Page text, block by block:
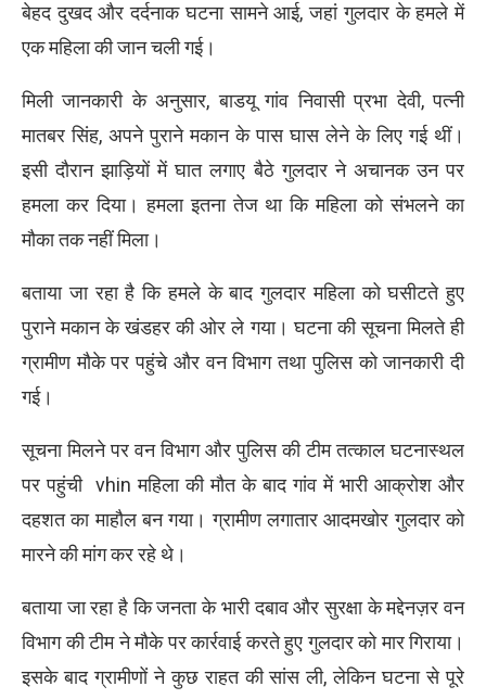
बेहद दुखद और दर्दनाक घटना सामने आई, जहां गुलदार के हमले में
एक महिला की जान चली गई।
मिली जानकारी के अनुसार, बाडयू गांव निवासी प्रभा देवी, पत्नी
मातबर सिंह, अपने पुराने मकान के पास घास लेने के लिए गई थीं।
इसी दौरान झाड़ियों में घात लगाए बैठे गुलदार ने अचानक उन पर
हमला कर दिया। हमला इतना तेज था कि महिला को संभलने का
मौका तक नहीं मिला।
बताया जा रहा है कि हमले के बाद गुलदार महिला को घसीटते हुए
पुराने मकान के खंडहर की ओर ले गया। घटना की सूचना मिलते ही
ग्रामीण मौके पर पहुंचे और वन विभाग तथा पुलिस को जानकारी दी
गई।
सूचना मिलने पर वन विभाग और पुलिस की टीम तत्काल घटनास्थल
पर पहुंची vhin महिला की मौत के बाद गांव में भारी आक्रोश और
दहशत का माहौल बन गया। ग्रामीण लगातार आदमखोर गुलदार को
मारने की मांग कर रहे थे।
बताया जा रहा है कि जनता के भारी दबाव और सुरक्षा के मद्देनज़र वन
विभाग की टीम ने मौके पर कार्रवाई करते हुए गुलदार को मार गिराया।
इसके बाद ग्रामीणों ने कुछ राहत की सांस ली, लेकिन घटना से पूरे